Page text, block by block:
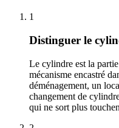
1
Distinguer le
Le cylindre est la
mécanisme encastré
déménagement, un
changement de
qui ne sort plus